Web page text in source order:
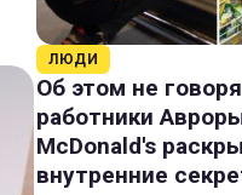
ЛЮДИ
Об этом не
работники
McDonald's
внутренние